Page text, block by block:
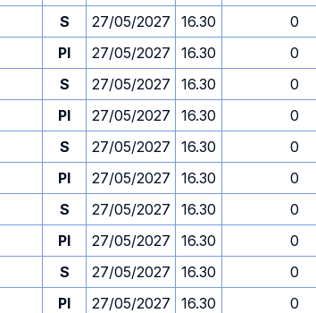
S 27/05/2027 16.30 0
PI 27/05/2027 16.30 0
S 27/05/2027 16.30 0
PI 27/05/2027 16.30 0
S 27/05/2027 16.30 0
PI 27/05/2027 16.30 0
S 27/05/2027 16.30 0
PI 27/05/2027 16.30 0
S 27/05/2027 16.30 0
PI 27/05/2027 16.30 0